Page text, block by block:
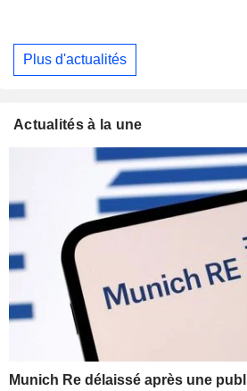
Plus d'actualités
Actualités à la une
Munich Re délaissé après une